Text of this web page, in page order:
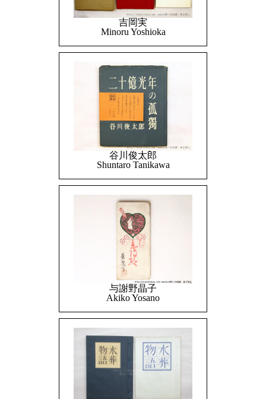
吉岡実
Minoru Yoshioka
谷川俊太郎
Shuntaro Tanikawa
与謝野晶子
Akiko Yosano